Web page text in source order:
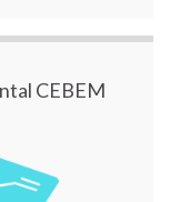
CEBEM